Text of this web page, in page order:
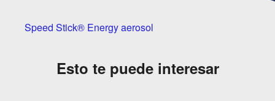
Speed Stick® Energy aerosol
Esto te puede interesar